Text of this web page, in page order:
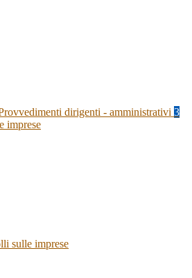
dirigenti - amministrativi 3
imprese
sulle imprese